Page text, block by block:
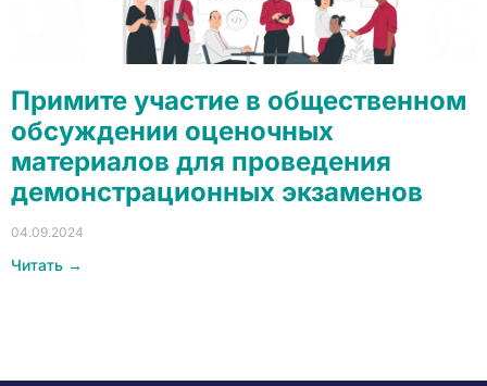
Примите участие в общественном
обсуждении оценочных
материалов для проведения
демонстрационных экзаменов
04.09.2024
Читать →